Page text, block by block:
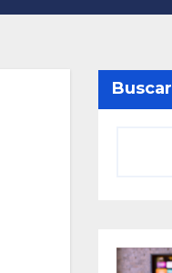
Buscar